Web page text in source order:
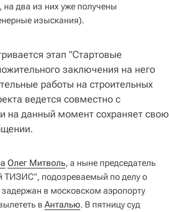
на два из них уже получены
изыскания).
этап "Стартовые
заключения на него
работы на строительных
ведется совместно с
на данный момент сохраняет свою
Олег Митволь, а ныне председатель
ТИЗИС", подозреваемый по делу о
в московском аэропорту
в Анталью. В пятницу суд